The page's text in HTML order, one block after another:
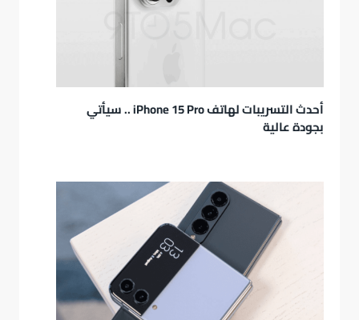
أحدث التسريبات لهاتف iPhone 15 Pro .. سيأتي
بجودة عالية